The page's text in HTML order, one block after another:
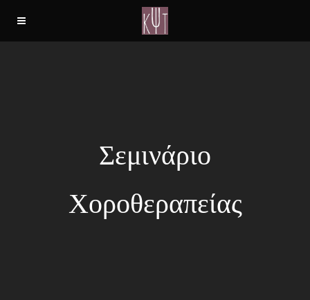
Σεμινάριο
Χοροθεραπείας